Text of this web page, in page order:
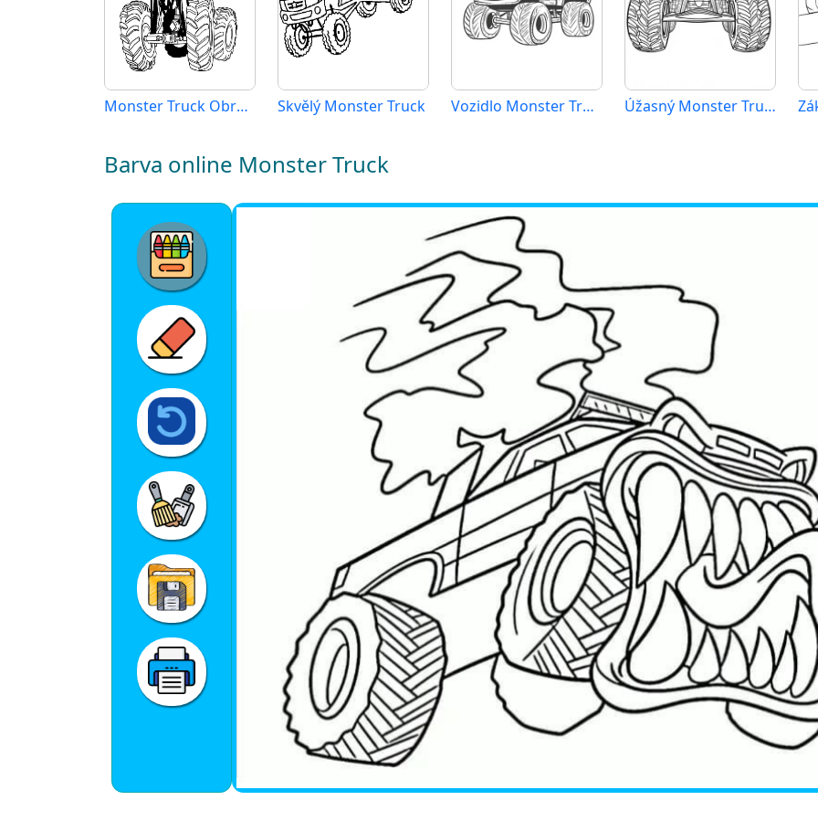
Monster Truck Obrázek Skvělý Monster Truck Vozidlo Monster Truck Úžasný Monster Truck
Barva online Monster Truck